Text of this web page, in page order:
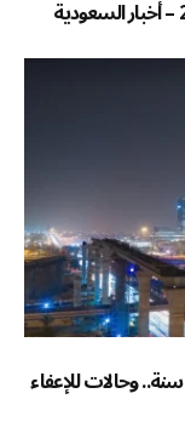
نظام إيرادات الدولة: تمكين تقسيط الديون 25 سنة.. وحالات للإعفاء